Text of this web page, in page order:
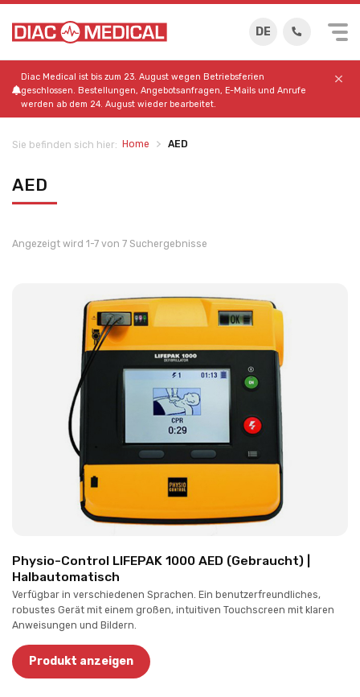
DE
Diac Medical ist bis zum 23. August wegen Betriebsferien
geschlossen. Bestellungen, Angebotsanfragen, E-Mails und Anrufe
werden ab dem 24. August wieder bearbeitet.
Sie befinden sich hier: Home AED
AED
Angezeigt wird 1-7 von 7 Suchergebnisse
Physio-Control LIFEPAK 1000 AED (Gebraucht) |
Halbautomatisch
Verfügbar in verschiedenen Sprachen. Ein benutzerfreundliches,
robustes Gerät mit einem großen, intuitiven Touchscreen mit klaren
Anweisungen und Bildern.
Produkt anzeigen